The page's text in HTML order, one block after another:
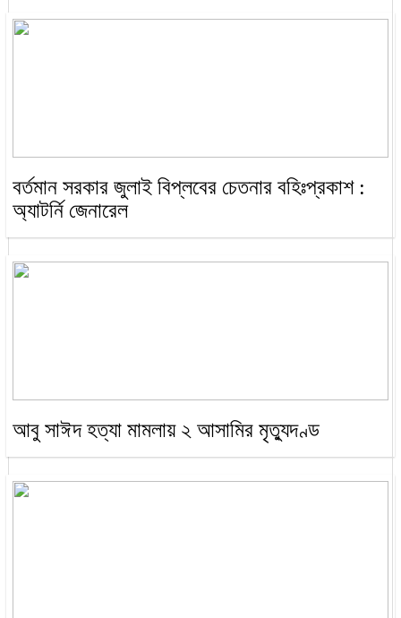
বর্তমান সরকার জুলাই বিপ্লবের চেতনার বহিঃপ্রকাশ :
অ্যাটর্নি জেনারেল
আবু সাঈদ হত্যা মামলায় ২ আসামির মৃত্যুদণ্ড